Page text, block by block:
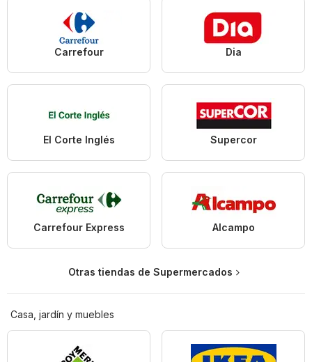
Carrefour Dia
El Corte Inglés Supercor
Carrefour Express Alcampo
Otras tiendas de Supermercados
Casa, jardín y muebles